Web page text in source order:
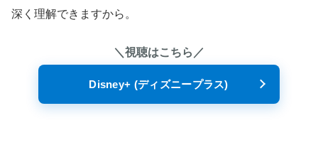
深く理解できますから。
＼視聴はこちら／
Disney+ (ディズニープラス)